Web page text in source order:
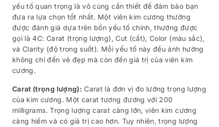
yếu tố quan trọng là vô cùng cần thiết để đảm bảo bạn
đưa ra lựa chọn tốt nhất. Một viên kim cương thường
được đánh giá dựa trên bốn yếu tố chính, thường được
gọi là 4C: Carat (trọng lượng), Cut (cắt), Color (màu sắc),
và Clarity (độ trong suốt). Mỗi yếu tố này đều ảnh hưởng
không chỉ đến vẻ đẹp mà còn đến giá trị của viên kim
cương.
Carat (trọng lượng): Carat là đơn vị đo lường trọng lượng
của kim cương. Một carat tương đương với 200
milligrams. Trọng lượng carat càng lớn, viên kim cương
càng hiếm và có giá trị cao hơn. Tuy nhiên, trọng lượng